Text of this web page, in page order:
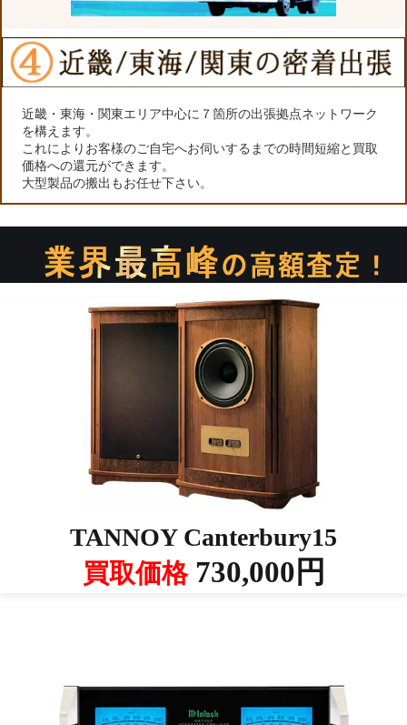
近畿・東海・関東エリア中心に７箇所の出張拠点ネットワーク
を構えます。
これによりお客様のご自宅へお伺いするまでの時間短縮と買取
価格への還元ができます。
大型製品の搬出もお任せ下さい。
TANNOY Canterbury15
買取価格730,000円